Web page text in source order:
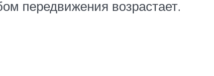
передвижения возрастает.